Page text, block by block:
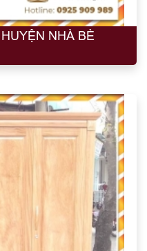
NHÀ BÈ